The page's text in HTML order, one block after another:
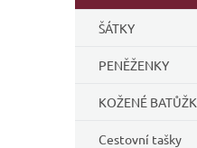
í
ŠÁTKY
PENĚŽENKY
KOŽENÉ
Cestovní tašky